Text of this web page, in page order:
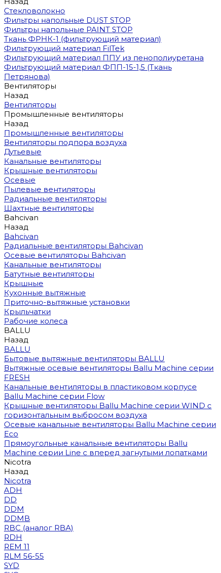
Стекловолокно
Фильтры напольные DUST STOP
Фильтры напольные PAINT STOP
Ткань ФРНК-1 (фильтрующий материал)
Фильтрующий материал FilTek
Фильтрующий материал ППУ из пенополиуретана
Фильтрующий материал ФПП-15-1,5 (Ткань
Петрянова)
Вентиляторы
Назад
Вентиляторы
Промышленные вентиляторы
Назад
Промышленные вентиляторы
Вентиляторы подпора воздуха
Дутьевые
Канальные вентиляторы
Крышные вентиляторы
Осевые
Пылевые вентиляторы
Радиальные вентиляторы
Шахтные вентиляторы
Bahcivan
Назад
Bahcivan
Радиальные вентиляторы Bahcivan
Осевые вентиляторы Bahcivan
Канальные вентиляторы
Батутные вентиляторы
Крышные
Кухонные вытяжные
Приточно-вытяжные установки
Крыльчатки
Рабочие колеса
BALLU
Назад
BALLU
Бытовые вытяжные вентиляторы BALLU
Вытяжные осевые вентиляторы Ballu Machine серии
FRESH
Канальные вентиляторы в пластиковом корпусе
Ballu Machine серии Flow
Крышные вентиляторы Ballu Machine серии WIND с
горизонтальным выбросом воздуха
Осевые канальные вентиляторы Ballu Machine серии
Eco
Прямоугольные канальные вентиляторы Ballu
Machine серии Line с вперед загнутыми лопатками
Nicotra
Назад
Nicotra
ADH
DD
DDM
DDMB
RBC (аналог RBA)
RDH
REM 11
RLM 56-55
SYD